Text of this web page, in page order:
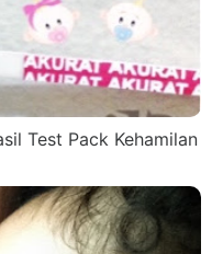
Test Pack Kehamilan